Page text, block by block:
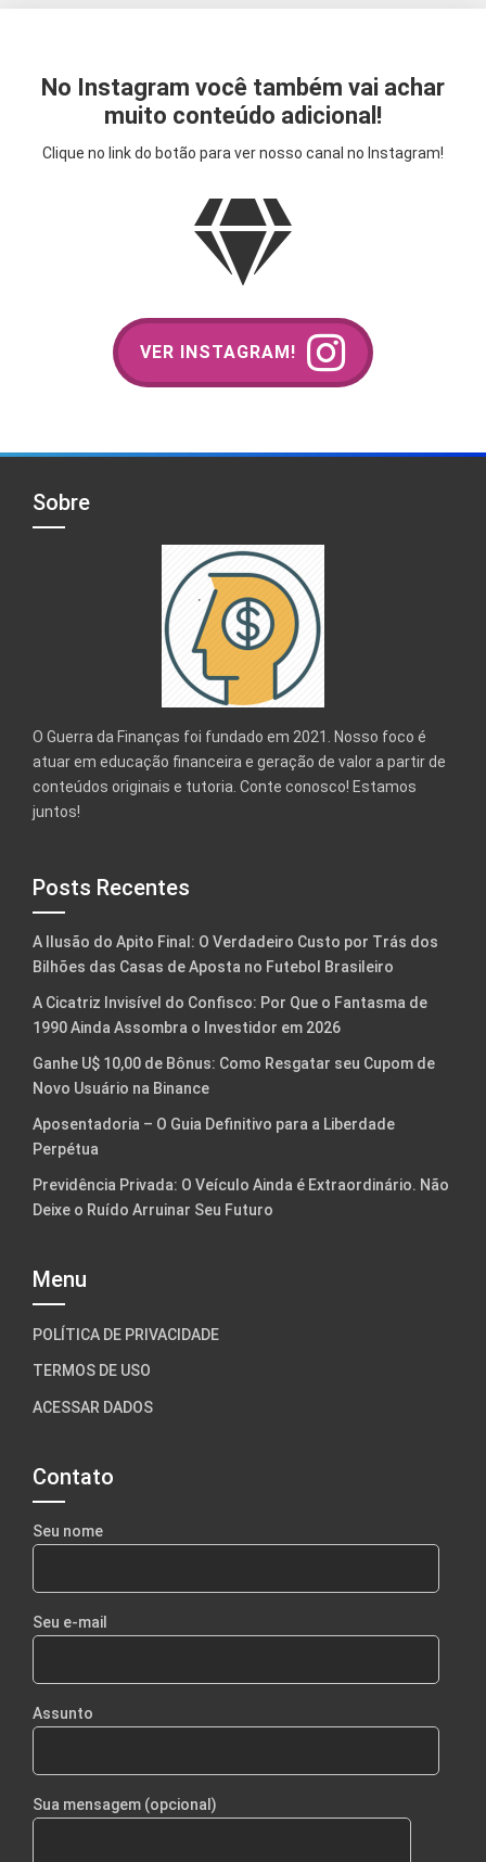
No Instagram você também vai achar
muito conteúdo adicional!
Clique no link do botão para ver nosso canal no Instagram!
VER INSTAGRAM!
Sobre
O Guerra da Finanças foi fundado em 2021. Nosso foco é
atuar em educação financeira e geração de valor a partir de
conteúdos originais e tutoria. Conte conosco! Estamos
juntos!
Posts Recentes
A Ilusão do Apito Final: O Verdadeiro Custo por Trás dos
Bilhões das Casas de Aposta no Futebol Brasileiro
A Cicatriz Invisível do Confisco: Por Que o Fantasma de
1990 Ainda Assombra o Investidor em 2026
Ganhe U$ 10,00 de Bônus: Como Resgatar seu Cupom de
Novo Usuário na Binance
Aposentadoria – O Guia Definitivo para a Liberdade
Perpétua
Previdência Privada: O Veículo Ainda é Extraordinário. Não
Deixe o Ruído Arruinar Seu Futuro
Menu
POLÍTICA DE PRIVACIDADE
TERMOS DE USO
ACESSAR DADOS
Contato
Seu nome
Seu e-mail
Assunto
Sua mensagem (opcional)